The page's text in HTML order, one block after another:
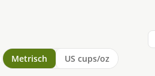
Metrisch US cups/oz